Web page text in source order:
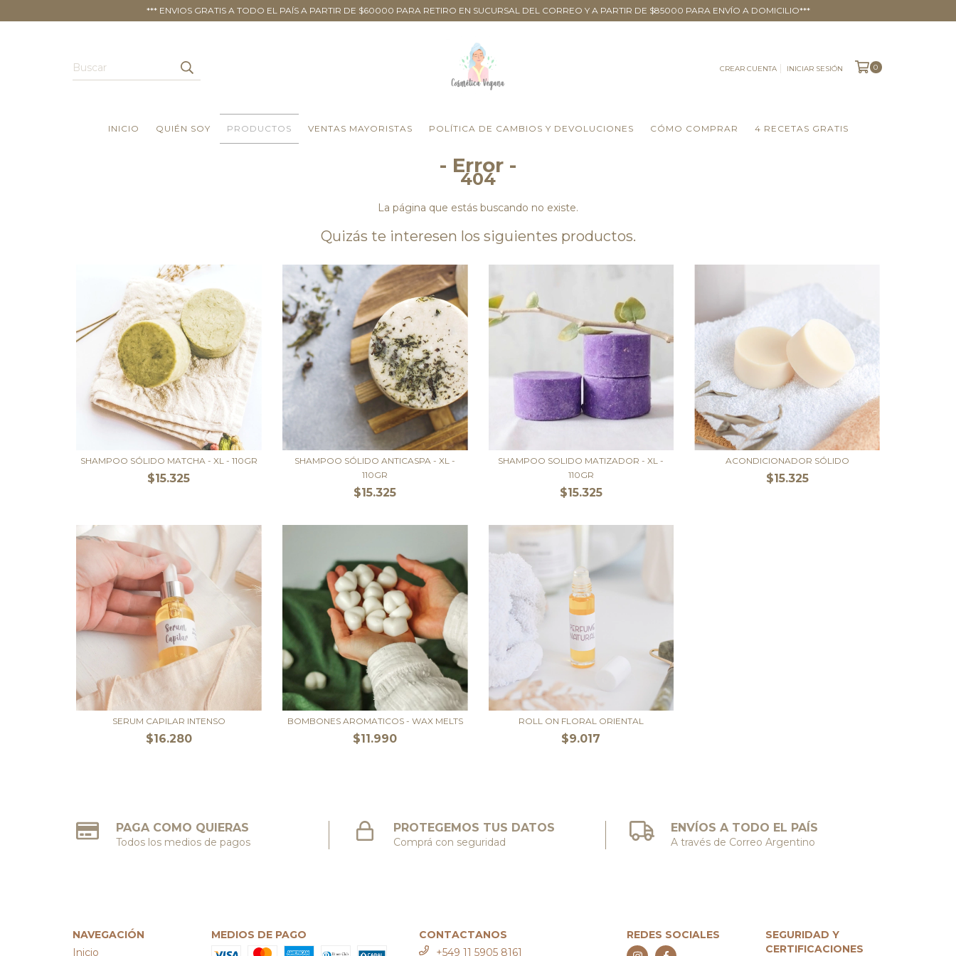
*** ENVIOS GRATIS A TODO EL PAÍS A PARTIR DE $60000 PARA RETIRO EN SUCURSAL DEL CORREO Y A PARTIR DE $85000 PARA ENVÍO A DOMICILIO***
CREAR CUENTA INICIAR SESIÓN 0
INICIO QUIÉN SOY PRODUCTOS VENTAS MAYORISTAS POLÍTICA DE CAMBIOS Y DEVOLUCIONES CÓMO COMPRAR 4 RECETAS GRATIS
- Error -
404
La página que estás buscando no existe.
Quizás te interesen los siguientes productos.
SHAMPOO SÓLIDO MATCHA - XL - 110GR
$15.325
SHAMPOO SÓLIDO ANTICASPA - XL -
110GR
$15.325
SHAMPOO SOLIDO MATIZADOR - XL -
110GR
$15.325
ACONDICIONADOR SÓLIDO
$15.325
SERUM CAPILAR INTENSO
$16.280
BOMBONES AROMATICOS - WAX MELTS
$11.990
ROLL ON FLORAL ORIENTAL
$9.017
PAGA COMO QUIERAS
Todos los medios de pagos
PROTEGEMOS TUS DATOS
Comprá con seguridad
ENVÍOS A TODO EL PAÍS
A través de Correo Argentino
NAVEGACIÓN
Inicio
MEDIOS DE PAGO
CONTACTANOS
+549 11 5905 8161
REDES SOCIALES
SEGURIDAD Y
CERTIFICACIONES